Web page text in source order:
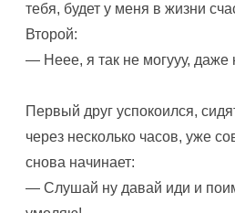
тебя, будет у меня в жизни
Второй:
— Неее, я так не могууу, даже
Первый друг успокоился,
через несколько часов, уже
снова начинает:
— Слушай ну давай иди и